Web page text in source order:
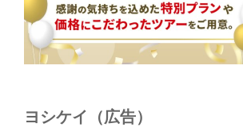
ヨシケイ（広告）